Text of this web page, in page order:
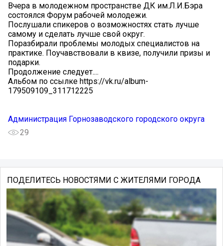
Вчера в молодежном пространстве ДК им.Л.И.Бэра
состоялся Форум рабочей молодежи.
Послушали спикеров о возможностях стать лучше
самому и сделать лучше свой округ.
Поразбирали проблемы молодых специалистов на
практике. Поучавствовали в квизе, получили призы и
подарки.
Продолжение следует....
Альбом по ссылке https://vk.ru/album-
179509109_311712225
Администрация Горнозаводского городского округа
29
ПОДЕЛИТЕСЬ НОВОСТЯМИ С ЖИТЕЛЯМИ ГОРОДА